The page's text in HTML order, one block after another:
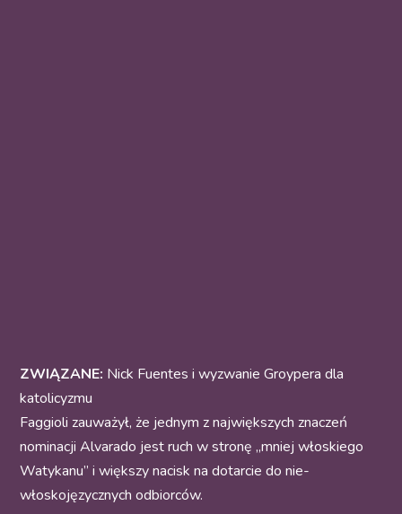
ZWIĄZANE: Nick Fuentes i wyzwanie Groypera dla
katolicyzmu
Faggioli zauważył, że jednym z największych znaczeń
nominacji Alvarado jest ruch w stronę „mniej włoskiego
Watykanu” i większy nacisk na dotarcie do nie-
włoskojęzycznych odbiorców.